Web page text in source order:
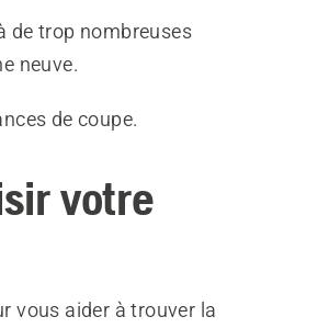
de trop nombreuses
neuve.
de coupe.
votre
vous aider à trouver la